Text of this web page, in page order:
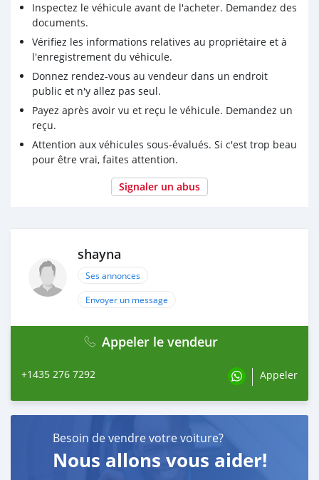
Inspectez le véhicule avant de l'acheter. Demandez des
documents.
Vérifiez les informations relatives au propriétaire et à
l'enregistrement du véhicule.
Donnez rendez-vous au vendeur dans un endroit
public et n'y allez pas seul.
Payez après avoir vu et reçu le véhicule. Demandez un
reçu.
Attention aux véhicules sous-évalués. Si c'est trop beau
pour être vrai, faites attention.
Signaler un abus
shayna
Ses annonces
Envoyer un message
Appeler le vendeur
+1435 276 7292 Appeler
Besoin de vendre votre voiture?
Nous allons vous aider!